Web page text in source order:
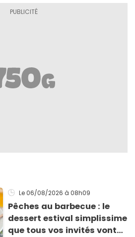
Le 06/08/2026 à 08h09
Pêches au barbecue : le
dessert estival simplissime
que tous vos invités vont